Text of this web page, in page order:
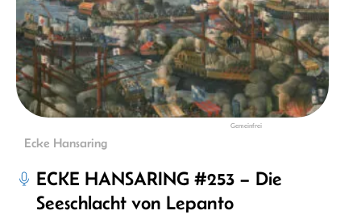
Gemeinfrei
Ecke Hansaring
ECKE HANSARING #253 – Die
Seeschlacht von Lepanto